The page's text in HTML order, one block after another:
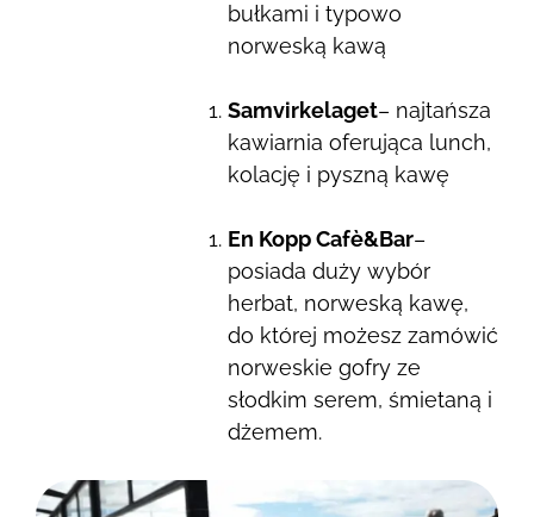
bułkami i typowo
norweską kawą
Samvirkelaget– najtańsza
kawiarnia oferująca lunch,
kolację i pyszną kawę
En Kopp Cafè&Bar–
posiada duży wybór
herbat, norweską kawę,
do której możesz zamówić
norweskie gofry ze
słodkim serem, śmietaną i
dżemem.